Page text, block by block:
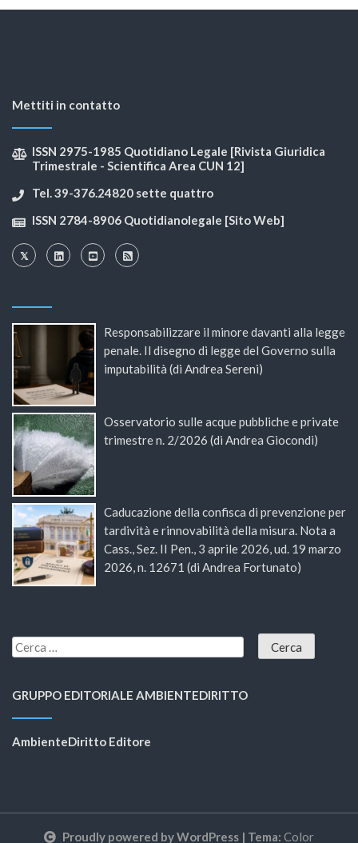
Mettiti in contatto
ISSN 2975-1985 Quotidiano Legale [Rivista Giuridica
Trimestrale - Scientifica Area CUN 12]
Tel. 39-376.24820 sette quattro
ISSN 2784-8906 Quotidianolegale [Sito Web]
Responsabilizzare il minore davanti alla legge
penale. Il disegno di legge del Governo sulla
imputabilità (di Andrea Sereni)
Osservatorio sulle acque pubbliche e private
trimestre n. 2/2026 (di Andrea Giocondi)
Caducazione della confisca di prevenzione per
tardività e rinnovabilità della misura. Nota a
Cass., Sez. II Pen., 3 aprile 2026, ud. 19 marzo
2026, n. 12671 (di Andrea Fortunato)
GRUPPO EDITORIALE AMBIENTEDIRITTO
AmbienteDiritto Editore
Proudly powered by WordPress | Tema: Color